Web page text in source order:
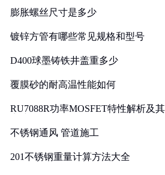
膨胀螺丝尺寸是多少
镀锌方管有哪些常见规格和型号
D400球墨铸铁井盖重多少
覆膜砂的耐高温性能如何
RU7088R功率MOSFET特性解析及
不锈钢通风 管道施工
201不锈钢重量计算方法大全